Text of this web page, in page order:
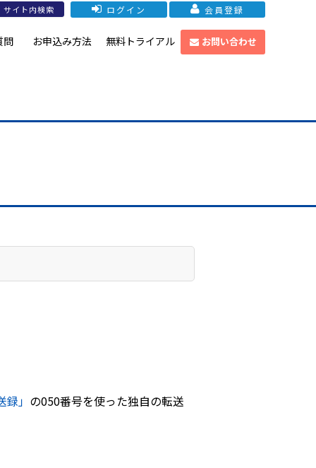
ログイン 会員登録
問 お申込み方法 無料トライアル お問い合わせ
」 の050番号を使った独自の転送